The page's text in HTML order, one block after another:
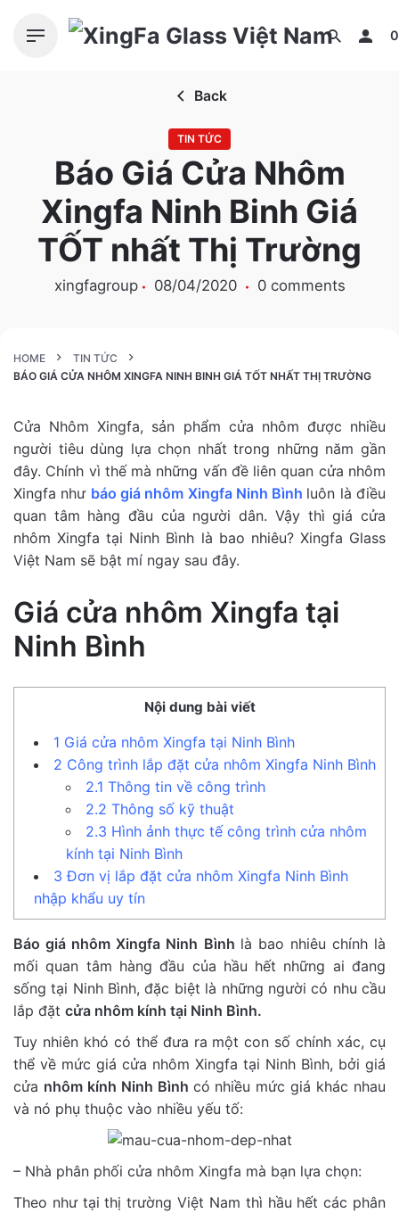
0
Back
TIN TỨC
Báo Giá Cửa Nhôm
Xingfa Ninh Binh Giá
TỐT nhất Thị Trường
xingfagroup 08/04/2020 0 comments
HOME
TIN TỨC
BÁO GIÁ CỬA NHÔM XINGFA NINH BINH GIÁ TỐT NHẤT THỊ TRƯỜNG
Cửa Nhôm Xingfa, sản phẩm cửa nhôm được nhiều
người tiêu dùng lựa chọn nhất trong những năm gần
đây. Chính vì thế mà những vấn đề liên quan cửa nhôm
Xingfa như báo giá nhôm Xingfa Ninh Bình luôn là điều
quan tâm hàng đầu của người dân. Vậy thì giá cửa
nhôm Xingfa tại Ninh Bình là bao nhiêu? Xingfa Glass
Việt Nam sẽ bật mí ngay sau đây.
Giá cửa nhôm Xingfa tại
Ninh Bình
Nội dung bài viết
1 Giá cửa nhôm Xingfa tại Ninh Bình
2 Công trình lắp đặt cửa nhôm Xingfa Ninh Bình
2.1 Thông tin về công trình
2.2 Thông số kỹ thuật
2.3 Hình ảnh thực tế công trình cửa nhôm
kính tại Ninh Bình
3 Đơn vị lắp đặt cửa nhôm Xingfa Ninh Bình
nhập khẩu uy tín
Báo giá nhôm Xingfa Ninh Bình là bao nhiêu chính là
mối quan tâm hàng đầu của hầu hết những ai đang
sống tại Ninh Bình, đặc biệt là những người có nhu cầu
lắp đặt cửa nhôm kính tại Ninh Bình.
Tuy nhiên khó có thể đưa ra một con số chính xác, cụ
thể về mức giá cửa nhôm Xingfa tại Ninh Bình, bởi giá
cửa nhôm kính Ninh Bình có nhiều mức giá khác nhau
và nó phụ thuộc vào nhiều yếu tố:
– Nhà phân phối cửa nhôm Xingfa mà bạn lựa chọn:
Theo như tại thị trường Việt Nam thì hầu hết các phân